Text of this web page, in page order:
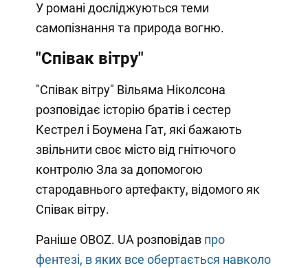
У романі досліджуються теми
самопізнання та природа вогню.
"Співак вітру"
"Співак вітру" Вільяма Ніколсона
розповідає історію братів і сестер
Кестрел і Боумена Гат, які бажають
звільнити своє місто від гнітючого
контролю Зла за допомогою
стародавнього артефакту, відомого як
Співак вітру.
Раніше OBOZ. UA розповідавпро
фентезі, в яких все обертається навколо